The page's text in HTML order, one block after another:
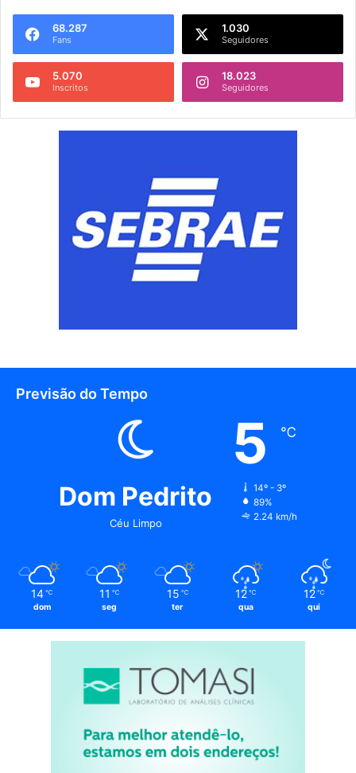
68.287
Fans
1.030
Seguidores
5.070
Inscritos
18.023
Seguidores
Previsão do Tempo
Dom Pedrito
Céu Limpo
5 ℃
14º - 3º
89%
2.24 km/h
14 ℃
dom
11 ℃
seg
15 ℃
ter
12 ℃
qua
12 ℃
qui